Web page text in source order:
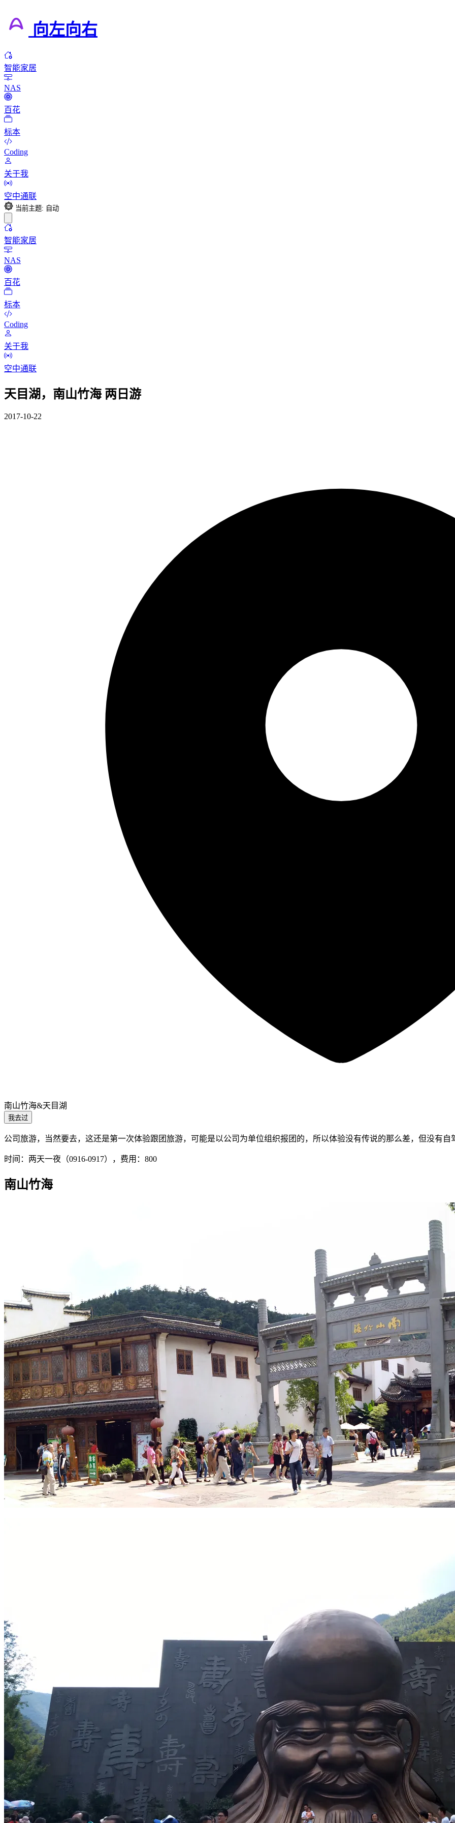
向左向右
智能家居
NAS
百花
标本
Coding
关于我
空中通联
当前主题: 自动
智能家居
NAS
百花
标本
Coding
关于我
空中通联
天目湖，南山竹海 两日游
2017-10-22
南山竹海&天目湖
我去过
公司旅游，当然要去，这还是第一次体验跟团旅游，可能是以公司为单位组织报团的，所以体验没有传说的那么差，但没有自
时间：两天一夜（0916-0917），费用：800
南山竹海